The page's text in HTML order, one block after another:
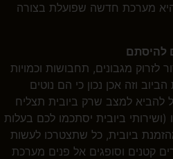
מערכת חדשה שפועלת בצורה
להיסתם
לזרוק מגבונים, תחבושות וכמויות
וזה אכן נכון כי הם נוטים
למצב שרק ביובית תצליח
ביובית יסתכמו לכם בעלות
ביובית, כל שתצטרכו לעשות
קטנים וסופגים אל פנים מערכת